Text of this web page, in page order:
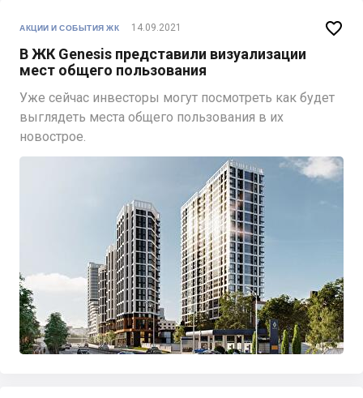
АКЦИИ И СОБЫТИЯ ЖК 14.09.2021
В ЖК Genesis представили визуализации
мест общего пользования
Уже сейчас инвесторы могут посмотреть как будет
выглядеть места общего пользования в их
новострое.
